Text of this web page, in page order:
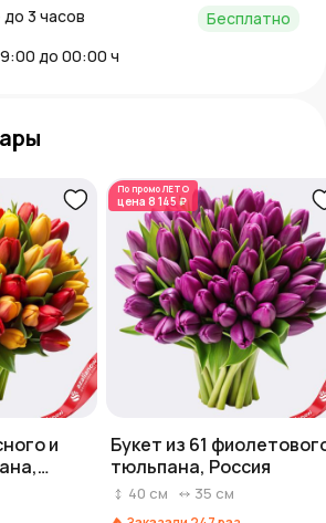
3 часов
Бесплатно
до 00:00 ч
и
По промоЛЕТО
цена 8 145 ₽
Букет из 61
тюльпана, Россия
40 см 35 см